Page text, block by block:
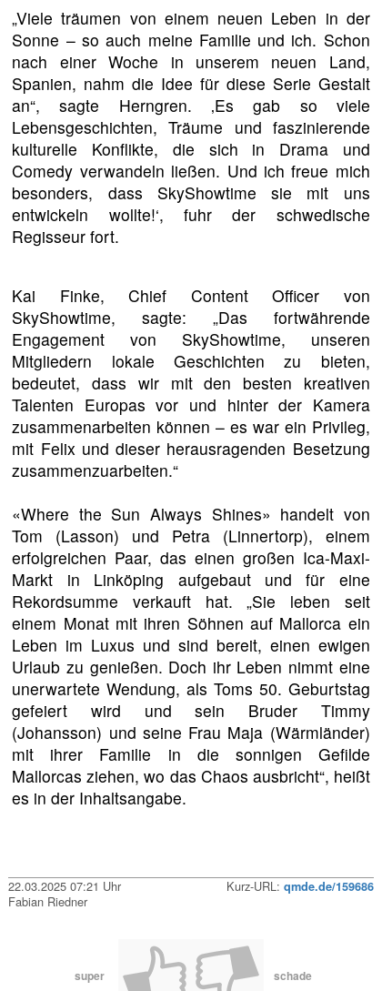
„Viele träumen von einem neuen Leben in der
Sonne – so auch meine Familie und ich. Schon
nach einer Woche in unserem neuen Land,
Spanien, nahm die Idee für diese Serie Gestalt
an“, sagte Herngren. ‚Es gab so viele
Lebensgeschichten, Träume und faszinierende
kulturelle Konflikte, die sich in Drama und
Comedy verwandeln ließen. Und ich freue mich
besonders, dass SkyShowtime sie mit uns
entwickeln wollte!‘, fuhr der schwedische
Regisseur fort.
Kai Finke, Chief Content Officer von
SkyShowtime, sagte: „Das fortwährende
Engagement von SkyShowtime, unseren
Mitgliedern lokale Geschichten zu bieten,
bedeutet, dass wir mit den besten kreativen
Talenten Europas vor und hinter der Kamera
zusammenarbeiten können – es war ein Privileg,
mit Felix und dieser herausragenden Besetzung
zusammenzuarbeiten.“
«Where the Sun Always Shines» handelt von
Tom (Lasson) und Petra (Linnertorp), einem
erfolgreichen Paar, das einen großen Ica-Maxi-
Markt in Linköping aufgebaut und für eine
Rekordsumme verkauft hat. „Sie leben seit
einem Monat mit ihren Söhnen auf Mallorca ein
Leben im Luxus und sind bereit, einen ewigen
Urlaub zu genießen. Doch ihr Leben nimmt eine
unerwartete Wendung, als Toms 50. Geburtstag
gefeiert wird und sein Bruder Timmy
(Johansson) und seine Frau Maja (Wärmländer)
mit ihrer Familie in die sonnigen Gefilde
Mallorcas ziehen, wo das Chaos ausbricht“, heißt
es in der Inhaltsangabe.
22.03.2025 07:21 Uhr Kurz-URL: qmde.de/159686
Fabian Riedner
super schade